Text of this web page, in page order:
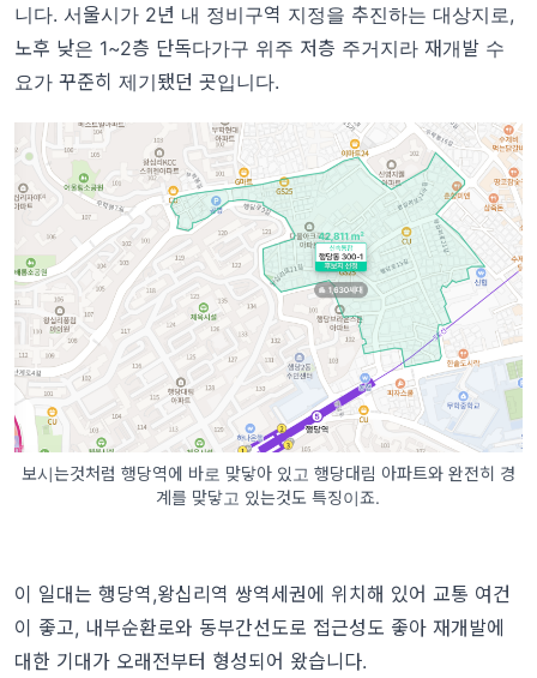
니다. 서울시가 2년 내 정비구역 지정을 추진하는 대상지로,
노후 낮은 1~2층 단독다가구 위주 저층 주거지라 재개발 수
요가 꾸준히 제기됐던 곳입니다.
보시는것처럼 행당역에 바로 맞닿아 있고 행당대림 아파트와 완전히 경
계를 맞닿고 있는것도 특징이죠.
이 일대는 행당역,왕십리역 쌍역세권에 위치해 있어 교통 여건
이 좋고, 내부순환로와 동부간선도로 접근성도 좋아 재개발에
대한 기대가 오래전부터 형성되어 왔습니다.